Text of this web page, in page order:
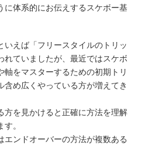
に体系的にお伝えするスケボー基
いえば「フリースタイルのトリッ
れていましたが、最近ではスケボ
軸をマスターするための初期トリ
含め広くやっている方が増えてき
方を見かけると正確に方法を理解
。
エンドオーバーの方法が複数ある